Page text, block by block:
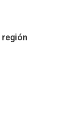
región